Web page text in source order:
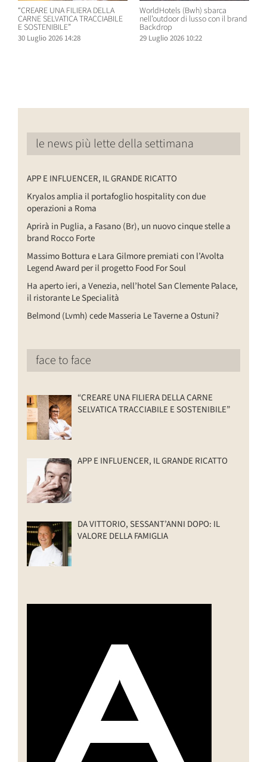
“CREARE UNA FILIERA DELLA
CARNE SELVATICA TRACCIABILE
E SOSTENIBILE”
30 Luglio 2026 14:28
WorldHotels (Bwh) sbarca
nell’outdoor di lusso con il brand
Backdrop
29 Luglio 2026 10:22
le news più lette della settimana
APP E INFLUENCER, IL GRANDE RICATTO
Kryalos amplia il portafoglio hospitality con due
operazioni a Roma
Aprirà in Puglia, a Fasano (Br), un nuovo cinque stelle a
brand Rocco Forte
Massimo Bottura e Lara Gilmore premiati con l’Avolta
Legend Award per il progetto Food For Soul
Ha aperto ieri, a Venezia, nell’hotel San Clemente Palace,
il ristorante Le Specialità
Belmond (Lvmh) cede Masseria Le Taverne a Ostuni?
face to face
“CREARE UNA FILIERA DELLA CARNE
SELVATICA TRACCIABILE E SOSTENIBILE”
APP E INFLUENCER, IL GRANDE RICATTO
DA VITTORIO, SESSANT’ANNI DOPO: IL
VALORE DELLA FAMIGLIA